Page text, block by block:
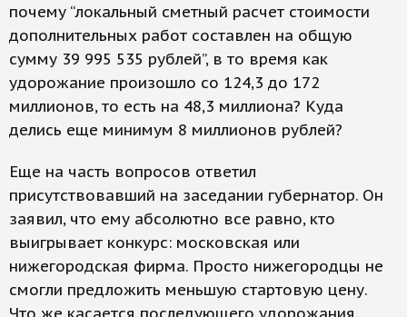
почему “локальный сметный расчет стоимости
дополнительных работ составлен на общую
сумму 39 995 535 рублей”, в то время как
удорожание произошло со 124,3 до 172
миллионов, то есть на 48,3 миллиона? Куда
делись еще минимум 8 миллионов рублей?
Еще на часть вопросов ответил
присутствовавший на заседании губернатор. Он
заявил, что ему абсолютно все равно, кто
выигрывает конкурс: московская или
нижегородская фирма. Просто нижегородцы не
смогли предложить меньшую стартовую цену.